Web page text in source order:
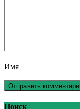
Имя
Поиск